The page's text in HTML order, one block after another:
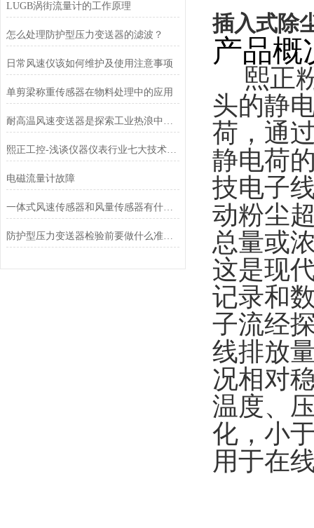
LUGB涡街流量计的工作原理
怎么处理防护型压力变送器的滤波？
日常风速仪该如何维护及使用注意事项
单剪梁称重传感器在物料处理中的应用
耐高温风速变送器是探索工业热浪中的守护者
熙正工控-浅谈仪器仪表行业七大技术问题
电磁流量计故障
一体式风速传感器和风量传感器有什么不同？
防护型压力变送器检验前要做什么准备？
插入式除
产品概
熙正粉
头的静
荷，通
静电荷
技电子
动粉尘
总量或
这是现
记录和
子流经
线排放
况相对
温度、
化， 小
用于在